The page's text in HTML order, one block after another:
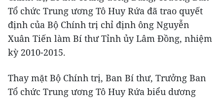
Tổ chức Trung ương Tô Huy Rứa đã trao quyết
định của Bộ Chính trị chỉ định ông Nguyễn
Xuân Tiến làm Bí thư Tỉnh ủy Lâm Đồng, nhiệm
kỳ 2010-2015.
Thay mặt Bộ Chính trị, Ban Bí thư, Trưởng Ban
Tổ chức Trung ương Tô Huy Rứa biểu dương